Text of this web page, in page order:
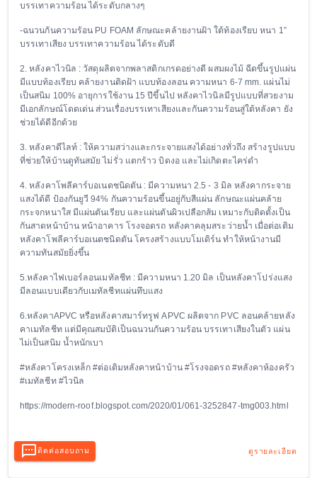
บรรเทาความร้อน ได้ระดับกลางๆ
-ฉนวนกันความร้อน PU FOAM ลักษณะคล้ายงานฝ้า ใต้ท้องเรียบ หนา 1”
บรรเทาเสียง บรรเทาความร้อน ได้ระดับดี
2. หลังคาไวนิล : วัสดุผลิตจากพลาสติกเกรดอย่างดี ผสมผงไม้ ฉีดขึ้นรูปแผ่น
มีแบบท้องเรียบ คล้ายงานติดฝ้า แบบท้องลอน ความหนา 6-7 mm. แผ่นไม่
เป็นสนิม 100% อายุการใช้งาน 15 ปีขึ้นไป หลังคาไวนิลมีรูปแบบที่สวยงาม
มีเอกลักษณ์โดดเด่น ส่วนเรื่องบรรเทาเสียงและกันความร้อนสู่ใต้หลังคา ยัง
ช่วยได้ดีอีกด้วย
3. หลังคาดีไลท์ : ให้ความสว่างและกระจายแสงได้อย่างทั่วถึง สร้างรูปแบบ
ที่ช่วยให้บ้านดูทันสมัย ไม่รั่ว แตกร้าว บิดงอ และไม่เกิดตะไคร่ดำ
4. หลังคาโพลีคาร์บอเนตชนิดตัน : มีความหนา 2.5 - 3 มิล หลังคากระจาย
แสงได้ดี ป้องกันยูวี 94% กันความร้อนขึ้นอยู่กับสีแผ่น ลักษณะแผ่นคล้าย
กระจกหนาใส มีแผ่นตันเรียบ และแผ่นตันผิวเปลือกส้ม เหมาะกับติดตั้งเป็น
กันสาดหน้าบ้าน หน้าอาคาร โรงจอดรถ หลังคาคลุมสระว่ายน้ำ เมื่อต่อเติม
หลังคาโพลีคาร์บอเนตชนิดตัน โครงสร้างแบบโมเดิร์น ทำให้หน้างานมี
ความทันสมัยยิ่งขึ้น
5.หลังคาไฟเบอร์ลอนเมทัลชีท : มีความหนา 1.20 มิล เป็นหลังคาโปร่งแสง
มีลอนแบบเดียวกับเมทัลชีทแผ่นทึบแสง
6.หลังคาAPVC หรือหลังคาสมาร์ทรูฟ APVC ผลิตจาก PVC ลอนคล้ายหลัง
คาเมทัลชีท แต่มีคุณสมบัติเป็นฉนวนกันความร้อน บรรเทาเสียงในตัว แผ่น
ไม่เป็นสนิม น้ำหนักเบา
#หลังคาโครงเหล็ก #ต่อเติมหลังคาหน้าบ้าน #โรงจอดรถ #หลังคาห้องครัว
#เมทัลชีท #ไวนิล
https://modern-roof.blogspot.com/2020/01/061-3252847-tmg003.html
ติดต่อสอบถาม ดูรายละเอียด